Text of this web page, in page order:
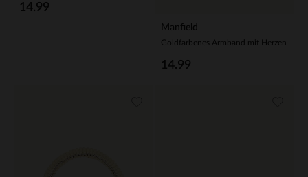
14.99
Manfield
Goldfarbenes Armband mit Herzen
14.99